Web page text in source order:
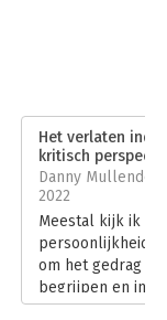
Het verlaten
kritisch
Danny
2022
Meestal kijk ik
om het gedrag
begrijpen en
ons gedrag